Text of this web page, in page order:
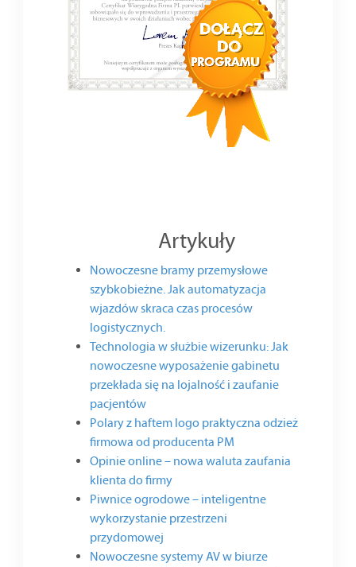
Artykuły
Nowoczesne bramy przemysłowe
szybkobieżne. Jak automatyzacja
wjazdów skraca czas procesów
logistycznych.
Technologia w służbie wizerunku: Jak
nowoczesne wyposażenie gabinetu
przekłada się na lojalność i zaufanie
pacjentów
Polary z haftem logo praktyczna odzież
firmowa od producenta PM
Opinie online – nowa waluta zaufania
klienta do firmy
Piwnice ogrodowe – inteligentne
wykorzystanie przestrzeni
przydomowej
Nowoczesne systemy AV w biurze